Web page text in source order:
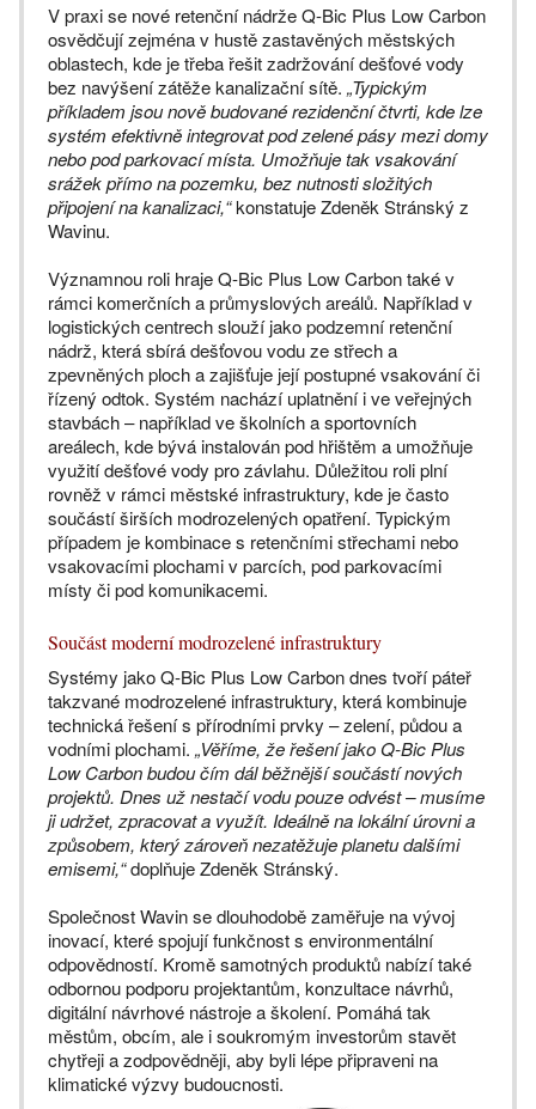
V praxi se nové retenční nádrže Q-Bic Plus Low Carbon
osvědčují zejména v hustě zastavěných městských
oblastech, kde je třeba řešit zadržování dešťové vody
bez navýšení zátěže kanalizační sítě. „Typickým
příkladem jsou nově budované rezidenční čtvrti, kde lze
systém efektivně integrovat pod zelené pásy mezi domy
nebo pod parkovací místa. Umožňuje tak vsakování
srážek přímo na pozemku, bez nutnosti složitých
připojení na kanalizaci,“konstatuje Zdeněk Stránský z
Wavinu.
Významnou roli hraje Q-Bic Plus Low Carbon také v
rámci komerčních a průmyslových areálů. Například v
logistických centrech slouží jako podzemní retenční
nádrž, která sbírá dešťovou vodu ze střech a
zpevněných ploch a zajišťuje její postupné vsakování či
řízený odtok. Systém nachází uplatnění i ve veřejných
stavbách – například ve školních a sportovních
areálech, kde bývá instalován pod hřištěm a umožňuje
využití dešťové vody pro závlahu. Důležitou roli plní
rovněž v rámci městské infrastruktury, kde je často
součástí širších modrozelených opatření. Typickým
případem je kombinace s retenčními střechami nebo
vsakovacími plochami v parcích, pod parkovacími
místy či pod komunikacemi.
Součást moderní modrozelené infrastruktury
Systémy jako Q-Bic Plus Low Carbon dnes tvoří páteř
takzvané modrozelené infrastruktury, která kombinuje
technická řešení s přírodními prvky – zelení, půdou a
vodními plochami. „Věříme, že řešení jako Q-Bic Plus
Low Carbon budou čím dál běžnější součástí nových
projektů. Dnes už nestačí vodu pouze odvést – musíme
ji udržet, zpracovat a využít. Ideálně na lokální úrovni a
způsobem, který zároveň nezatěžuje planetu dalšími
emisemi,“doplňuje Zdeněk Stránský.
Společnost Wavin se dlouhodobě zaměřuje na vývoj
inovací, které spojují funkčnost s environmentální
odpovědností. Kromě samotných produktů nabízí také
odbornou podporu projektantům, konzultace návrhů,
digitální návrhové nástroje a školení. Pomáhá tak
městům, obcím, ale i soukromým investorům stavět
chytřeji a zodpovědněji, aby byli lépe připraveni na
klimatické výzvy budoucnosti.